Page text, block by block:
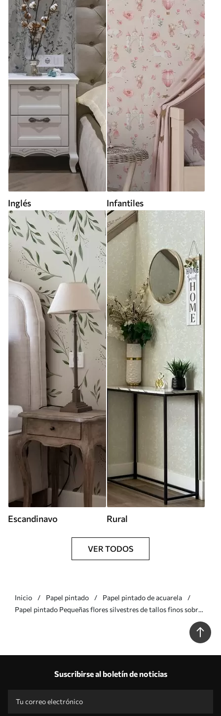
Inglés Infantiles
Escandinavo Rural
VER TODOS
Inicio Papel pintado
Papel pintado de acuarela
Papel pintado Pequeñas flores silvestres de tallos finos sobre
Suscribirse al boletín de noticias